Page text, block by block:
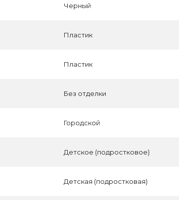
Черный
Пластик
Пластик
Без отделки
Городской
Детское (подростковое)
Детская (подростковая)